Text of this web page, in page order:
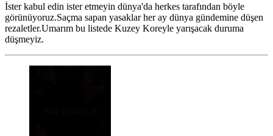
İster kabul edin ister etmeyin dünya'da herkes tarafından böyle
görünüyoruz.Saçma sapan yasaklar her ay dünya gündemine düşen
rezaletler.Umarım bu listede Kuzey Koreyle yarışacak duruma
düşmeyiz.